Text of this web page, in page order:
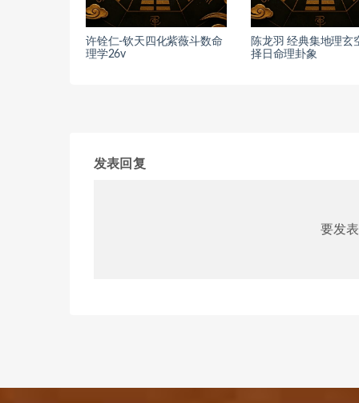
许铨仁-钦天四化紫薇斗数命
理学26v
陈龙羽 经典集地理玄
择日命理卦象
发表回复
要发